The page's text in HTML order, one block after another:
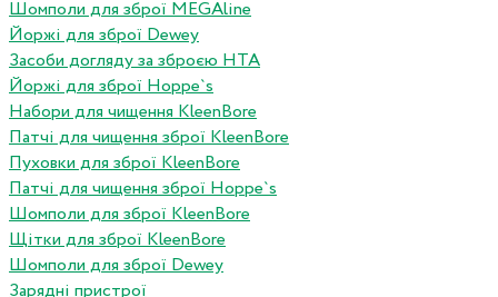
Шомполи для зброї MEGAline
Йоржі для зброї Dewey
Засоби догляду за зброєю HTA
Йоржі для зброї Hoppe`s
Набори для чищення KleenBore
Патчі для чищення зброї KleenBore
Пуховки для зброї KleenBore
Патчі для чищення зброї Hoppe`s
Шомполи для зброї KleenBore
Щітки для зброї KleenBore
Шомполи для зброї Dewey
Зарядні пристрої